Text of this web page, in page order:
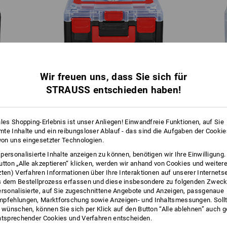
STRAUSSbox 125 small
MIT OPTIMALEM
KOMPAKT & ÜBERSICHTLICH
Wir freuen uns, dass Sie sich für
STRAUSS entschieden haben!
Shopping-Erlebnis ist unser Anliegen! Einwandfreie Funktionen, auf Sie
Inhalte und ein reibungsloser Ablauf - das sind die Aufgaben der
uns eingesetzter Technologien.
Inhalte anzeigen zu können, benötigen wir Ihre Einwilligung.
„Alle akzeptieren“ klicken, werden wir anhand von Cookies und
Verfahren Informationen über Ihre Interaktionen auf unserer
dem Bestellprozess erfassen und diese insbesondere zu folgenden
auf Sie zugeschnittene Angebote und Anzeigen, passgenaue
Marktforschung sowie Anzeigen- und Inhaltsmessungen.
können Sie sich per Klick auf den Button “Alle ablehnen” auch
Cookies und Verfahren entscheiden.